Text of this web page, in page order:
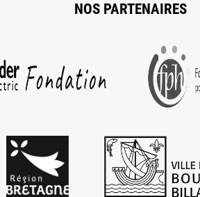
NOS PARTENAIRES